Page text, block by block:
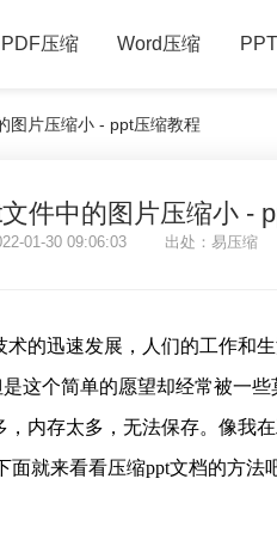
PDF压缩 Word压缩
图片压缩小 - ppt压缩教程
件中的图片压缩小 -
01-30 09:06:03 出处：易压
的迅速发展，人们的工作和
这个简单的愿望却经常被一
内存太多，无法保存。像我
面就来看看压缩ppt文档的方法